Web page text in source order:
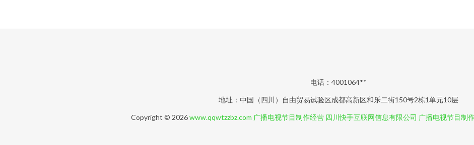
电话：4001064**
地址：中国（四川）自由贸易试验区成都高新区和乐二街150号2栋1单元10层
Copyright © 2026www.qqwtzzbz.com 广播电视节目制作经营 四川快手互联网信息有限公司 广播电视节目制